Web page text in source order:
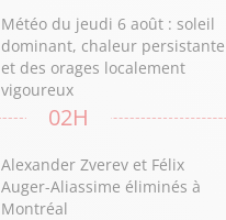
Météo du jeudi 6 août : soleil
dominant, chaleur persistante
et des orages localement
vigoureux
02H
Alexander Zverev et Félix
Auger-Aliassime éliminés à
Montréal